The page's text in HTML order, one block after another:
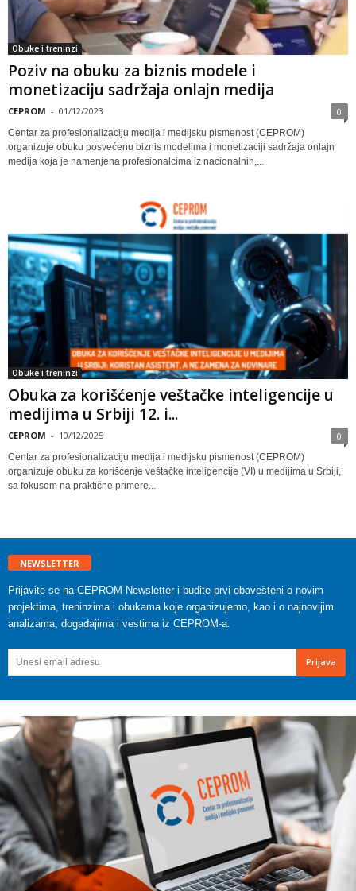
Obuke i treninzi
Poziv na obuku za biznis modele i
monetizaciju sadržaja onlajn medija
CEPROM - 01/12/2023 0
Centar za profesionalizaciju medija i medijsku pismenost (CEPROM)
organizuje obuku posvećenu biznis modelima i monetizaciji sadržaja onlajn
medija koja je namenjena profesionalcima iz nacionalnih,...
Obuke i treninzi
Obuka za korišćenje veštačke inteligencije u
medijima u Srbiji 12. i...
CEPROM - 10/12/2025 0
Centar za profesionalizaciju medija i medijsku pismenost (CEPROM)
organizuje obuku za korišćenje veštačke inteligencije (VI) u medijima u Srbiji,
sa fokusom na praktične primere...
NEWSLETTER
Prijavite se na CEPROM Newsletter i budite prvi obavešteni o novim
projektima, treninzima i obukama koje organizujemo, kao i o najnovijim
analizama, događajima i vestima iz CEPROM-a.